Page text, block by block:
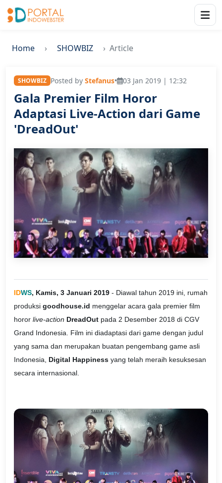
Home SHOWBIZ Article
SHOWBIZ Posted by Stefanus• 03 Jan 2019 | 12:32
Gala Premier Film Horor
Adaptasi Live-Action dari Game
'DreadOut'
IDWS, Kamis, 3 Januari 2019 - Diawal tahun 2019 ini, rumah
produksi goodhouse.id menggelar acara gala premier film
horor live-action DreadOut pada 2 Desember 2018 di CGV
Grand Indonesia. Film ini diadaptasi dari game dengan judul
yang sama dan merupakan buatan pengembang game asli
Indonesia, Digital Happiness yang telah meraih kesuksesan
secara internasional.